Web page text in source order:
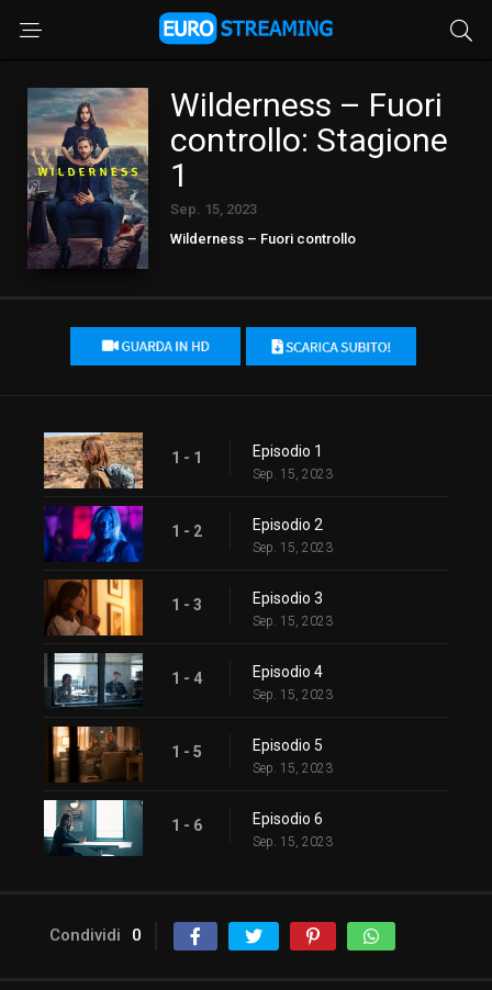
Wilderness – Fuori
controllo: Stagione
1
Sep. 15, 2023
Wilderness – Fuori controllo
1 - 1 Episodio 1
Sep. 15, 2023
1 - 2 Episodio 2
Sep. 15, 2023
1 - 3 Episodio 3
Sep. 15, 2023
1 - 4 Episodio 4
Sep. 15, 2023
1 - 5 Episodio 5
Sep. 15, 2023
1 - 6 Episodio 6
Sep. 15, 2023
Condividi 0